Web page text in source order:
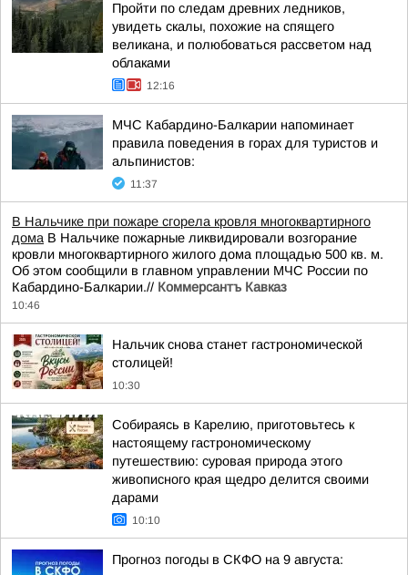
Пройти по следам древних ледников,
увидеть скалы, похожие на спящего
великана, и полюбоваться рассветом над
облаками
12:16
МЧС Кабардино-Балкарии напоминает
правила поведения в горах для туристов и
альпинистов:
11:37
В Нальчике при пожаре сгорела кровля многоквартирного
дома В Нальчике пожарные ликвидировали возгорание
кровли многоквартирного жилого дома площадью 500 кв. м.
Об этом сообщили в главном управлении МЧС России по
Кабардино-Балкарии.// Коммерсантъ Кавказ
10:46
Нальчик снова станет гастрономической
столицей!
10:30
Собираясь в Карелию, приготовьтесь к
настоящему гастрономическому
путешествию: суровая природа этого
живописного края щедро делится своими
дарами
10:10
Прогноз погоды в СКФО на 9 августа: